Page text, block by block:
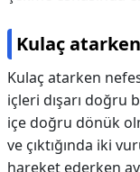
Kulaç atarken
Kulaç atarken nefes
içleri dışarı doğru
içe doğru dönük
ve çıktığında iki
hareket ederken